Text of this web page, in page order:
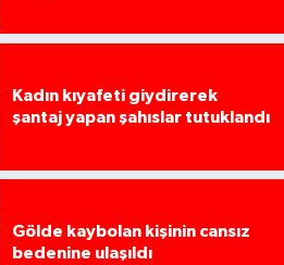
Kadın kıyafeti giydirerek
şantaj yapan şahıslar tutuklandı
Gölde kaybolan kişinin cansız
bedenine ulaşıldı